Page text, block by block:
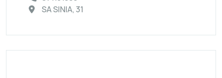
SA SINIA, 31